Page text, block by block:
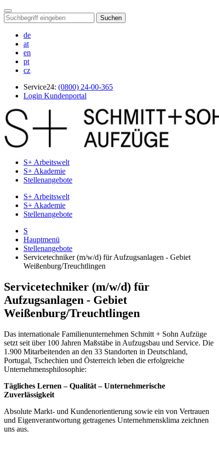
Suchen
de
at
en
pt
cz
Service24: (0800) 24-00-365
Login Kundenportal
S+ Arbeitswelt
S+ Akademie
Stellenangebote
S+ Arbeitswelt
S+ Akademie
Stellenangebote
S
Hauptmenü
Stellenangebote
Servicetechniker (m/w/d) für Aufzugsanlagen - Gebiet
Weißenburg/Treuchtlingen
Servicetechniker (m/w/d) für
Aufzugsanlagen - Gebiet
Weißenburg/Treuchtlingen
Das internationale Familienunternehmen Schmitt + Sohn Aufzüge
setzt seit über 100 Jahren Maßstäbe in Aufzugsbau und Service. Die
1.900 Mitarbeitenden an den 33 Standorten in Deutschland,
Portugal, Tschechien und Österreich leben die erfolgreiche
Unternehmensphilosophie:
Tägliches Lernen – Qualität – Unternehmerische
Zuverlässigkeit
Absolute Markt- und Kundenorientierung sowie ein von Vertrauen
und Eigenverantwortung getragenes Unternehmensklima zeichnen
uns aus.